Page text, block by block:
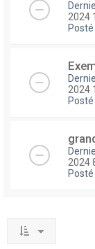
2024
2024
2024